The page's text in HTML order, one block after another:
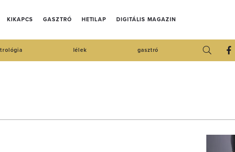
KIKAPCS GASZTRÓ HETILAP DIGITÁLIS MAGAZIN
lélek gasztró